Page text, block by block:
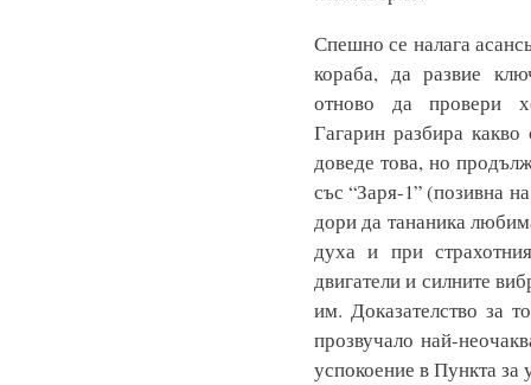
Спешно се налага
кораба, да развие
отново да провери
Гагарин разбира
доведе това, но
със “Заря-1” (позивна
дори да тананика
духа и при
двигатели и силните
им. Доказателство за
прозвучало най-
успокоение в Пункта за